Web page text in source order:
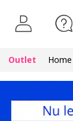
Outlet